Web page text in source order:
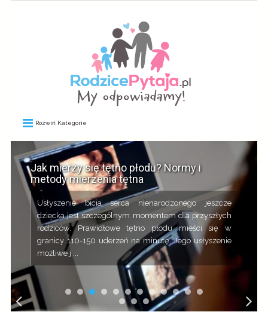
Rozwiń Kategorie
Jak mierzy się tętno płodu? Normy i
metody mierzenia tętna
Usłyszenie bicia serca nienarodzonego jeszcze
dziecka jest szczególnym momentem dla przyszłych
rodziców. Prawidłowe tętno płodu mieści się w
granicy 110-150 uderzeń na minutę. Jego usłyszenie
możliwe j ...